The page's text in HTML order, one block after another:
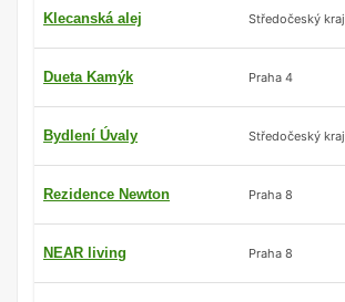
Klecanská alej Středočeský kraj
Dueta Kamýk Praha 4
Bydlení Úvaly Středočeský kraj
Rezidence Newton Praha 8
NEAR living Praha 8